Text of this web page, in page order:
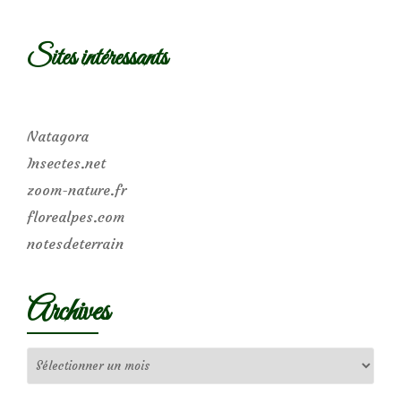
Sites intéressants
Natagora
Insectes.net
zoom-nature.fr
florealpes.com
notesdeterrain
Archives